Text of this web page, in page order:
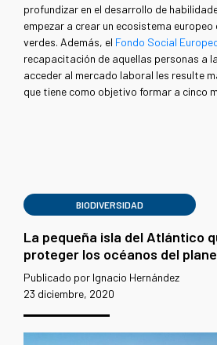
profundizar en el desarrollo de
empezar a crear un ecosistema
verdes. Además, el Fondo Social
recapacitación de aquellas personas a
acceder al mercado laboral les resulte
que tiene como objetivo formar a cinco
BIODIVERSIDAD
La pequeña isla del Atlántico
proteger los océanos del
Publicado por Ignacio Hernández
23 diciembre, 2020